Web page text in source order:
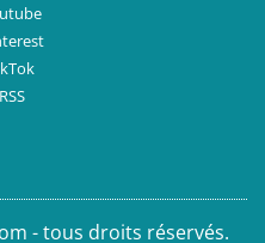
RSS
- tous droits réservés.